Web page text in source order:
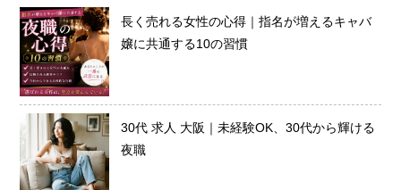
長く売れる女性の心得｜指名が増えるキャバ
嬢に共通する10の習慣
30代 求人 大阪｜未経験OK、30代から輝ける
夜職